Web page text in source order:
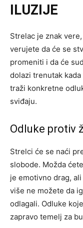
ILUZIJE
Strelac je znak
verujete da će se
promeniti i da će
dolazi trenutak kada
traži konkretne
sviđaju.
Odluke protiv
Strelci će se naći
slobode. Možda
je emotivno drag,
više ne možete da
odlagali. Odluke
zapravo temelj za